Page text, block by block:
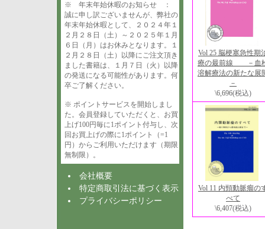
※ 年末年始休暇のお知らせ ：
誠に申し訳ございませんが、弊社の
年末年始休暇として、２０２４年１
２月２８日（土）～２０２５年１月
６日（月）はお休みとなります。１
２月２８日（土）以降にご注文頂き
ました書籍は、１月７日（火）以降
の発送になる可能性があります。何
卒ご了解ください。
※ ポイントサービスを開始しまし
た。会員登録していただくと、お買
上げ100円毎に1ポイント付与し、次
回お買上げの際に1ポイント（=1
円）からご利用いただけます（期限
無制限）。
会社概要
特定商取引法に基づく表示
プライバシーポリシー
Vol 25 脳梗塞急性期
療の最前線 －血
溶解療法の新たな展
－
\6,696(税込)
Vol 11 内頸動脈瘤の
べて
\6,407(税込)